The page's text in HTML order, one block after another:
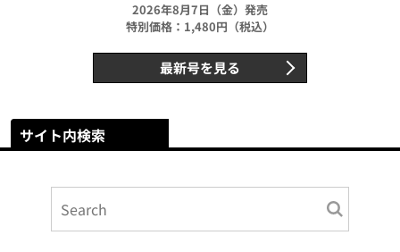
2026年8月7日（金）発売
特別価格：1,480円（税込）
最新号を見る
サイト内検索